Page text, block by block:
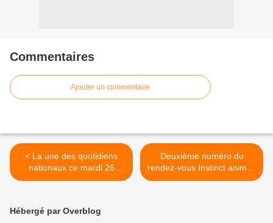
Commentaires
Ajouter un commentaire
< La une des quotidiens
nationaux ce mardi 26
décembre 2023.
Deuxième numéro du
rendez-vous Instinct animal,
ce mardi sur France 2 : une
Hébergé par Overblog